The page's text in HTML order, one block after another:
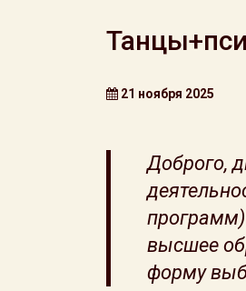
21 ноября 2025
Доброго,
программ)
высшее
форму